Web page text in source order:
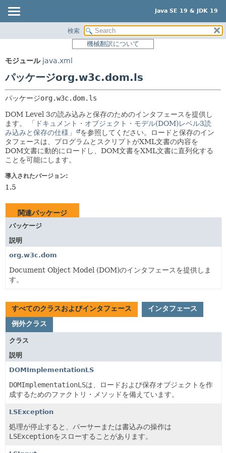
Java SE 19 & JDK 19
パッケージ
クラス
使用
ツリー
プレビュー
新規
非推奨
索引
ヘルプ
パッケージ:
説明
クラスとインタフェース
検索
機械翻訳について
モジュール java.xml
パッケージorg.w3c.dom.ls
パッケージorg.w3c.dom.ls
DOM Level 3の読み込みと保存のためのインタフェースを提供し
ます。
「ドキュメント・オブジェクト・モデル(DOM)レベル3読
み込みと保存の仕様」
を参照してください。ロードと保存のイン
タフェースは、プログラムとスクリプトがXML文書の内容を
DOM文書に動的にロードし、DOM文書をXML文書に直列化する
ことを可能にします。
導入されたバージョン:
1.5
関連パッケージ
パッケージ
説明
org.w3c.dom
Document Object Model (DOM)のインタフェースを提供しま
す。
すべてのクラスおよびインタフェース
インタフェース
例外クラス
クラス
説明
DOMImplementationLS
DOMImplementationLSは、ロードおよび保存オブジェクトを作
成するためのファクトリ・メソッドを備えています。
LSException
処理が停止すると、パーサーまたは書込みの操作は
LSExceptionをスローすることがあります。